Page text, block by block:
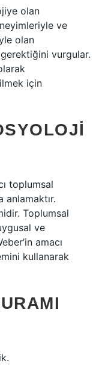
olan
ve
olan
vurgular.
için
toplumsal
anlamaktır.
Toplumsal
ve
amacı
kullanarak